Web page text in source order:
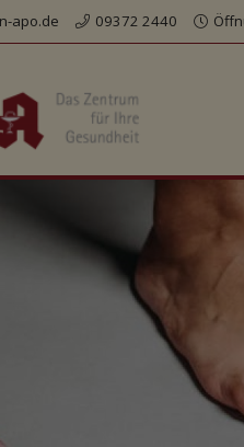
apo.de 09372 2440